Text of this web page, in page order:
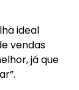
ideal
vendas
já que